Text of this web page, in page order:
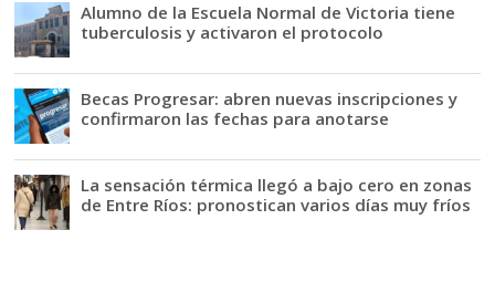
Alumno de la Escuela Normal de Victoria tiene
tuberculosis y activaron el protocolo
Becas Progresar: abren nuevas inscripciones y
confirmaron las fechas para anotarse
La sensación térmica llegó a bajo cero en zonas
de Entre Ríos: pronostican varios días muy fríos